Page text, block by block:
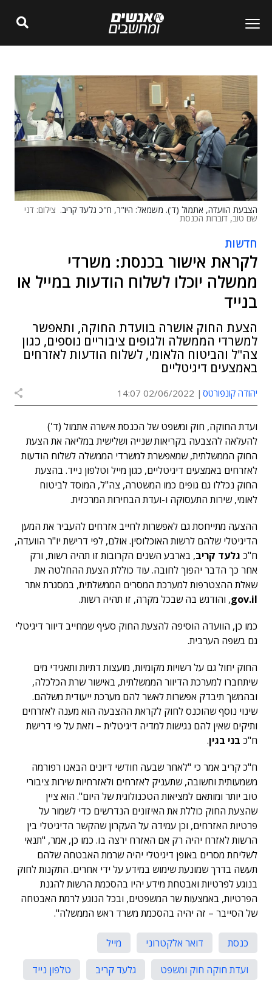
הצבעת הוועדה, אתמול (ד'). משמאל: היו"ר, ח"כ גלעד קריב. צילום: דני
שם טוב, דוברות הכנסת
חדשות
לקראת אישור בכנסת: משרדי
ממשלה יוכלו לשלוח הודעות במייל או
בנייד
הצעת החוק אושרה בוועדת החוקה, ותאפשר
למשרדי הממשלה ולגופים ציבוריים נוספים, כגון
צה"ל והביטוח הלאומי, לשלוח הודעות לאזרחים
באמצעים דיגיטליים
יהודה קונפורטס 02/06/2022 14:07
ועדת החוקה, חוק ומשפט של הכנסת אישרה אתמול (ד')
להעלאה להצבעה בקריאות שנייה ושלישית במליאה את הצעת
החוק הממשלתית, שמאפשרת למשרדי הממשלה לשלוח הודעות
לאזרחים באמצעים דיגיטליים, כגון מייל וטלפון נייד. בהצעת
החוק נכללו גם גופים כמו המשטרה, צה"ל, המוסד לביטוח
לאומי, שירות התעסוקה ו-ועדת הבחירות המרכזית.
ההצעה מתייחסת גם לאפשרות לחייב אזרחים להעביר את המען
הדיגיטלי שלהם לרשות האוכלוסין. אולם, לפי דרישת יו"ר הוועדה,
ח"כ גלעד קריב, בארבע השנים הקרובות זו תהיה רשות, ורק
אחר כך הדבר יהפוך לחובה. עוד כוללת הצעת ההחלטה את
שאלת ההצטרפות למערכת המסרים הממשלתית, במסגרת אתר
gov.il, והודגש בה שבכל מקרה, זו תהיה רשות.
כמו כן, הוועדה הוסיפה להצעת החוק סעיף שמחייב דיוור דיגיטלי
גם בשפה הערבית.
החוק יחול גם על רשויות מקומיות, מועצות דתיות ותאגידי מים
שיתחברו למערכת הדיוור הממשלתית, באישור שרת הכלכלה,
ובהמשך תיבדק אפשרות לאשר להם מערכת ייעודית משלהם.
שינוי נוסף שהוכנס לחוק לקראת ההצבעה הוא מענה לאזרחים
ותיקים שאין להם נגישות למדיה דיגיטלית – וזאת על פי דרישת
ח"כ בני בגין.
ח"כ קריב אמר כי "לאחר שבעה חודשי דיונים הבאנו רפורמה
משמעותית וחשובה, שתעניק לאזרחים ולאזרחיות שירות ציבורי
טוב יותר ומותאם למציאות הטכנולוגית של היום". הוא ציין
שהצעת החוק כוללת את האיזונים הנדרשים כדי לשמור על
פרטיות האזרחים, וכן עמידה על העקרון שהקשר הדיגיטלי בין
הרשות לאזרח יהיה רק אם האזרח ירצה בו. כמו כן, אמר, "תנאי
לשליחת מסרים באופן דיגיטלי יהיה שרמת האבטחה שלהם
תעשה בדרך שמונעת שימוש במידע על ידי אחרים. התקנות לחוק
בנוגע לפרטיות ואבטחת מידע יהיו בהסכמת הרשות להגנת
הפרטיות, באמצעות שר המשפטים, ובכל הנוגע לרמת האבטחה
של הסייבר – זה יהיה בהסכמת משרד ראש הממשלה".
כנסת דואר אלקטרוני
מייל
ועדת חוקה חוק ומשפט
גלעד קריב טלפון נייד